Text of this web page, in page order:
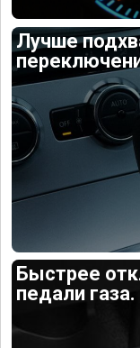
Лучше
Быстрее
педали газа.